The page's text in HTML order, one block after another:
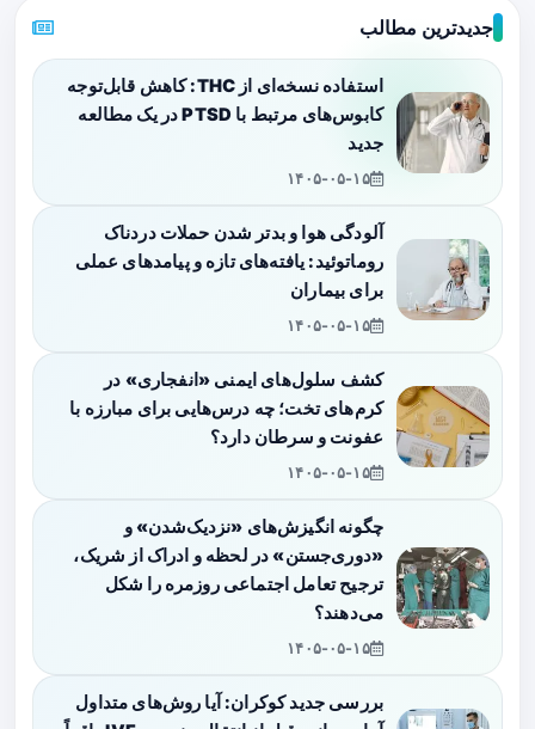
جدیدترین مطالب
استفاده نسخه‌ای از THC: کاهش قابل‌توجه
کابوس‌های مرتبط با PTSD در یک مطالعه
جدید
۱۴۰۵-۰۵-۱۵
آلودگی هوا و بدتر شدن حملات دردناک
روماتوئید: یافته‌های تازه و پیامدهای عملی
برای بیماران
۱۴۰۵-۰۵-۱۵
کشف سلول‌های ایمنی «انفجاری» در
کرم‌های تخت؛ چه درس‌هایی برای مبارزه با
عفونت و سرطان دارد؟
۱۴۰۵-۰۵-۱۵
چگونه انگیزش‌های «نزدیک‌شدن» و
«دوری‌جستن» در لحظه و ادراک از شریک،
ترجیح تعامل اجتماعی روزمره را شکل
می‌دهند؟
۱۴۰۵-۰۵-۱۵
بررسی جدید کوکران: آیا روش‌های متداول